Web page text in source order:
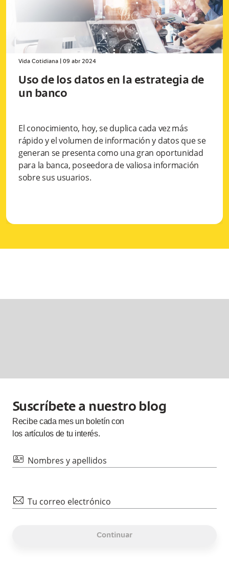
Vida Cotidiana 09 abr 2024
Uso de los datos en la estrategia de
un banco
El conocimiento, hoy, se duplica cada vez más
rápido y el volumen de información y datos que se
generan se presenta como una gran oportunidad
para la banca, poseedora de valiosa información
sobre sus usuarios.
Suscríbete a nuestro blog
Recibe cada mesun boletín con
los artículos de tu interés.
id Nombres y apellidos
mail Tu correo electrónico
Continuar